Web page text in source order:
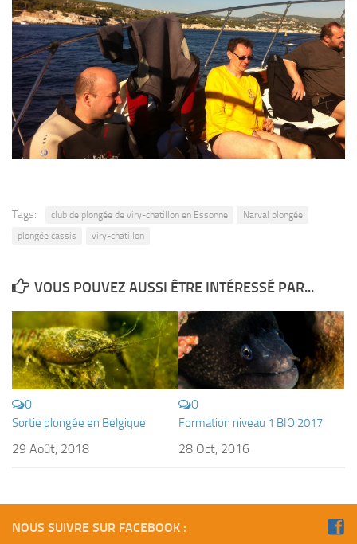
Tags: club de plongée de viry-chatillon en Essonne
Narval plongée
plongée cassis
viry-chatillon
VOUS POUVEZ AUSSI ÊTRE INTÉRESSÉ PAR...
0
Sortie plongée en Belgique
29 Août, 2018
0
Formation niveau 1 BIO 2017
28 Oct, 2016
NOUS SUIVRE SUR FACEBOOK :